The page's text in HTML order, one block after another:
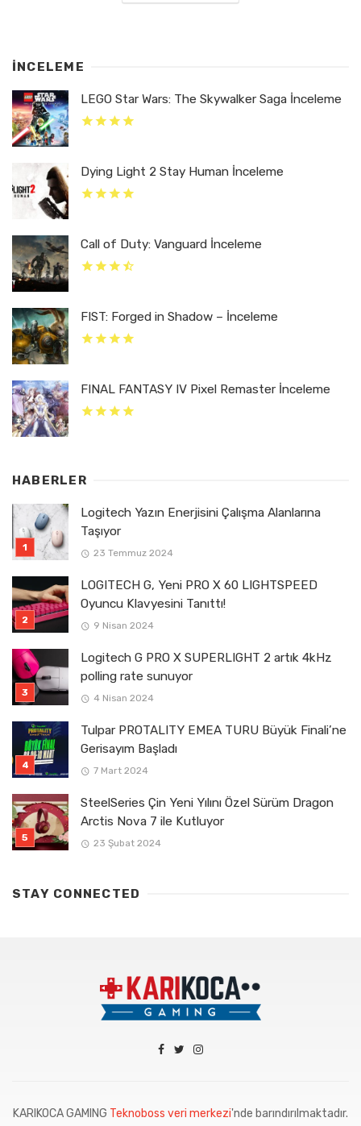
İNCELEME
LEGO Star Wars: The Skywalker Saga İnceleme
Dying Light 2 Stay Human İnceleme
Call of Duty: Vanguard İnceleme
FIST: Forged in Shadow – İnceleme
FINAL FANTASY IV Pixel Remaster İnceleme
HABERLER
Logitech Yazın Enerjisini Çalışma Alanlarına
Taşıyor
23 Temmuz 2024
LOGITECH G, Yeni PRO X 60 LIGHTSPEED
Oyuncu Klavyesini Tanıttı!
9 Nisan 2024
Logitech G PRO X SUPERLIGHT 2 artık 4kHz
polling rate sunuyor
4 Nisan 2024
Tulpar PROTALITY EMEA TURU Büyük Finali’ne
Gerisayım Başladı
7 Mart 2024
SteelSeries Çin Yeni Yılını Özel Sürüm Dragon
Arctis Nova 7 ile Kutluyor
23 Şubat 2024
STAY CONNECTED
KARIKOCA GAMING Teknoboss veri merkezi'nde barındırılmaktadır.